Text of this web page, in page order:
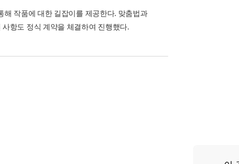
작품에 대한 길잡이를 제공한다. 맞춤법과
항도 정식 계약을 체결하여 진행했다.